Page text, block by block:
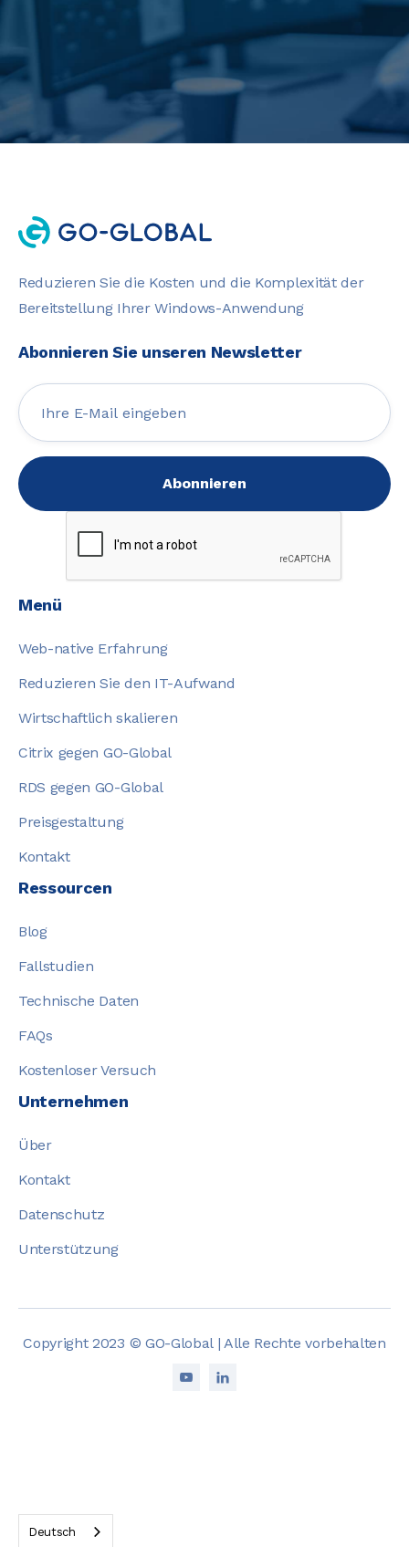
Reduzieren Sie die Kosten und die Komplexität der
Bereitstellung Ihrer Windows-Anwendung
Abonnieren Sie unseren Newsletter
Menü
Web-native Erfahrung
Reduzieren Sie den IT-Aufwand
Wirtschaftlich skalieren
Citrix gegen GO-Global
RDS gegen GO-Global
Preisgestaltung
Kontakt
Ressourcen
Blog
Fallstudien
Technische Daten
FAQs
Kostenloser Versuch
Unternehmen
Über
Kontakt
Datenschutz
Unterstützung
Copyright 2023 © GO-Global | Alle Rechte vorbehalten
 
Deutsch